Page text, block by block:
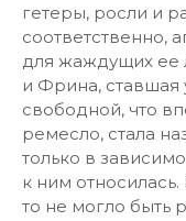
гетеры, росли и
соответственно,
для жаждущих ее
и Фрина, ставшая
свободной, что
ремесло, стала
только в
к ним
то не могло быть